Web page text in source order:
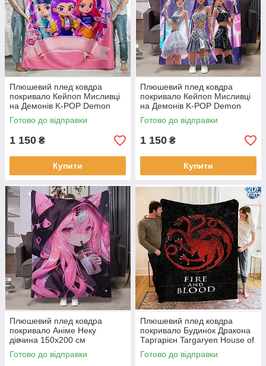
Плюшевий плед ковдра
покривало Кейпоп Мисливці
на Демонів K-POP Demon
Hunters 150х200 см
Готово до відправки
1 150 ₴
Купити
Плюшевий плед ковдра
покривало Кейпоп Мисливці
на Демонів K-POP Demon
Hunters 150х200 см
Готово до відправки
1 150 ₴
Купити
Плюшевий плед ковдра
покривало Аніме Неку
дівчина 150х200 см
Готово до відправки
Плюшевий плед ковдра
покривало Будинок Дракона
Таргарієн Targaryen House of
the Dragon 150х200 см
Готово до відправки